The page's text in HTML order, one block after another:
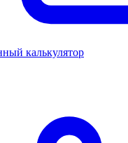
калькулятор